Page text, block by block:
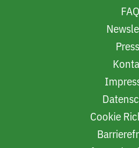
FAQ
Cookie